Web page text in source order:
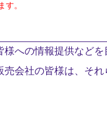
。
への情報提供など
会社の皆様は、そ